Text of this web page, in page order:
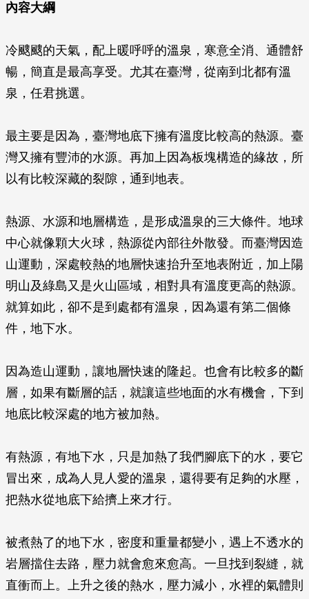
內容大綱
冷颼颼的天氣，配上暖呼呼的溫泉，寒意全消、通體舒
暢，簡直是最高享受。尤其在臺灣，從南到北都有溫
泉，任君挑選。
最主要是因為，臺灣地底下擁有溫度比較高的熱源。臺
灣又擁有豐沛的水源。再加上因為板塊構造的緣故，所
以有比較深藏的裂隙，通到地表。
熱源、水源和地層構造，是形成溫泉的三大條件。地球
中心就像顆大火球，熱源從內部往外散發。而臺灣因造
山運動，深處較熱的地層快速抬升至地表附近，加上陽
明山及綠島又是火山區域，相對具有溫度更高的熱源。
就算如此，卻不是到處都有溫泉，因為還有第二個條
件，地下水。
因為造山運動，讓地層快速的隆起。也會有比較多的斷
層，如果有斷層的話，就讓這些地面的水有機會，下到
地底比較深處的地方被加熱。
有熱源，有地下水，只是加熱了我們腳底下的水，要它
冒出來，成為人見人愛的溫泉，還得要有足夠的水壓，
把熱水從地底下給擠上來才行。
被煮熱了的地下水，密度和重量都變小，遇上不透水的
岩層擋住去路，壓力就會愈來愈高。一旦找到裂縫，就
直衝而上。上升之後的熱水，壓力減小，水裡的氣體則